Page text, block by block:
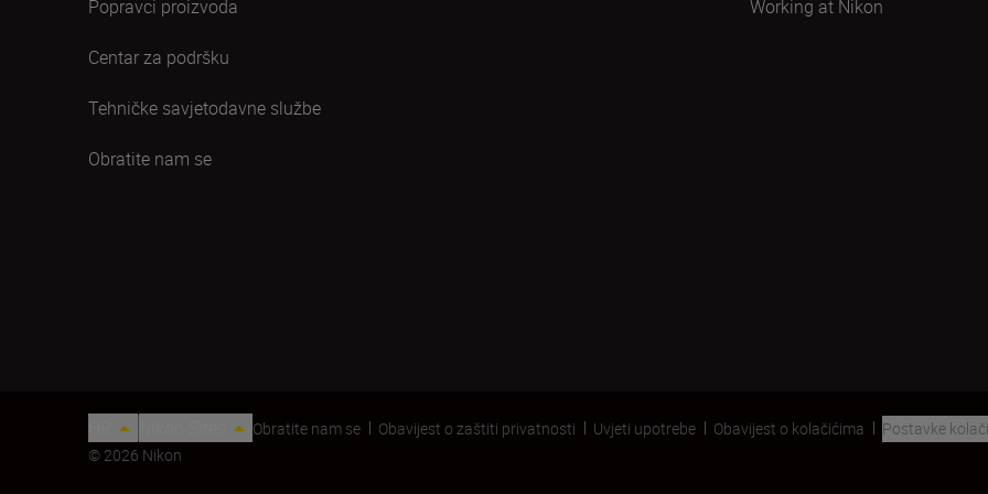
Popravci proizvoda
Centar za podršku
Tehničke savjetodavne službe
Obratite nam se
Working at Nikon
Obratite nam se Obavijest o zaštiti privatnosti Uvjeti upotrebe Obavijest o kolačićima
Postavke
© 2026 Nikon